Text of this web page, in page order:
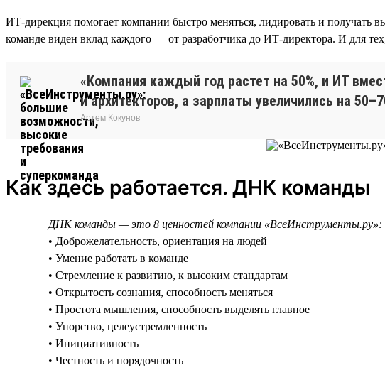
ИТ-дирекция помогает компании быстро меняться, лидировать и
команде виден вклад каждого — от разработчика до ИТ-директора. И для
«Компания каждый год растет на 50%, и ИТ
и архитекторов, а зарплаты увеличились на
Артем Кокунов
Как здесь работается. ДНК команды
ДНК команды — это 8 ценностей компании «ВсеИнструменты.ру»:
• Доброжелательность, ориентация на людей
• Умение работать в команде
• Стремление к развитию, к высоким стандартам
• Открытость сознания, способность меняться
• Простота мышления, способность выделять главное
• Упорство, целеустремленность
• Инициативность
• Честность и порядочность